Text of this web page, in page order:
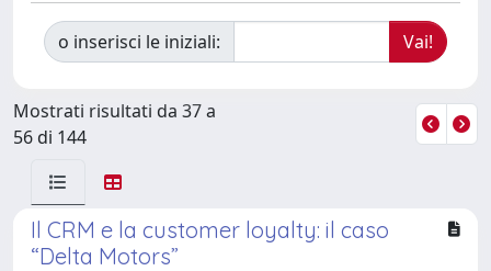
o inserisci le iniziali:
Mostrati risultati da 37 a
56 di 144
Il CRM e la customer loyalty: il caso
“Delta Motors”